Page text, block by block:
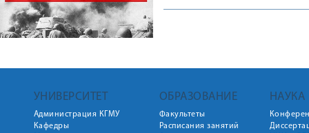
УНИВЕРСИТЕТ
Администрация КГМУ
Кафедры
ОБРАЗОВАНИЕ
Факультеты
Расписания занятий
НАУКА